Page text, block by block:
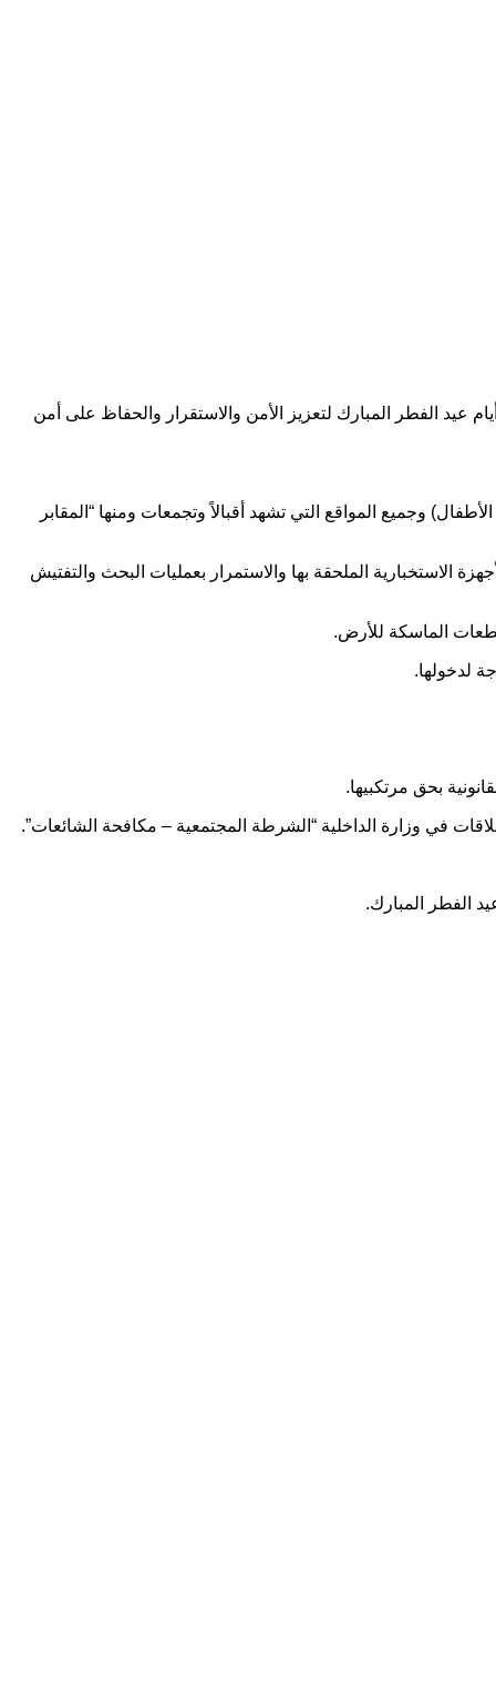
عيد الفطر المبارك لتعزيز الأمن والاستقرار ‏والحفاظ على أمن
‏وجميع المواقع التي تشهد أقبالاً وتجمعات ومنها “المقابر
‏الاستخبارية الملحقة بها والاستمرار بعمليات البحث والتفتيش